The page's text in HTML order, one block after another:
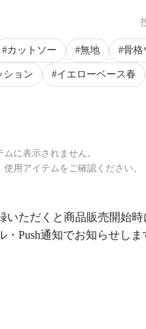
カットソー 無地 骨格
ション イエローベース春
に表示されません。
用アイテムをご確認ください。
いただくと商品販売開始時
・Push通知でお知らせしま